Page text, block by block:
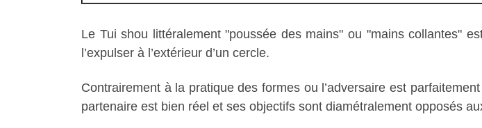
Le Tui shou littéralement "poussée des mains" ou "mains collantes"
l’expulser à l’extérieur d’un cercle.
Contrairement à la pratique des formes ou l’adversaire est
partenaire est bien réel et ses objectifs sont diamétralement opposés